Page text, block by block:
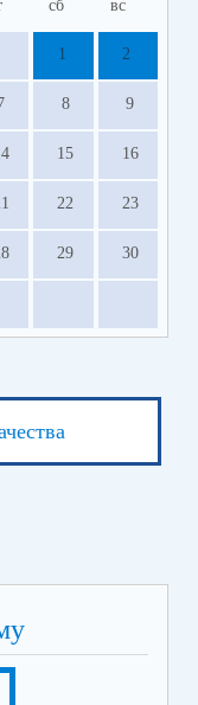
сб вс
1 2
8 9
15 16
22 23
29 30